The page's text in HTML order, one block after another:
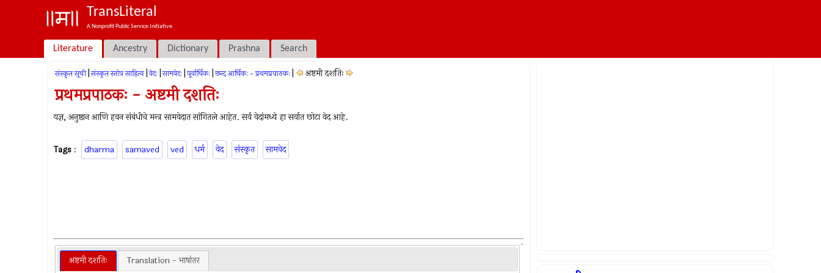
TransLiteral
A Nonprofit Public Service Initiative.
Literature Ancestry Dictionary Prashna Search
संस्कृत सूची संस्कृत स्तोत्र साहित्य वेदः सामवेदः पूर्वार्चिकः छन्द आर्चिकः - प्रथमप्रपाठकः अष्टमी दशतिः
प्रथमप्रपाठकः - अष्टमी दशतिः
यज्ञ, अनुष्ठान आणि हवन संबंधीचे मन्त्र सामवेदात सांगितले आहेत. सर्व वेदांमध्ये हा सर्वात छोटा वेद आहे.
Tags : dharma samaved ved धर्म वेद संस्कृत सामवेद
अष्टमी दशतिः Translation - भाषांतर